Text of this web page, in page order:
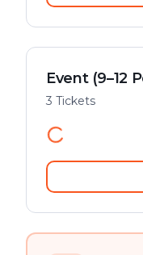
Event (9–12
3 Tickets